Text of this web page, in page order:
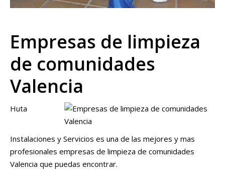
Empresas de limpieza
de comunidades
Valencia
Huta
Instalaciones y Servicios es una de las mejores y mas
profesionales empresas de limpieza de comunidades
Valencia que puedas encontrar.